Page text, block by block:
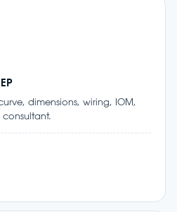
dimensions, wiring, IOM,